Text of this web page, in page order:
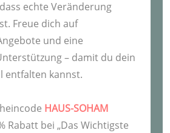
echte Veränderung
Freue dich auf
und eine
– damit du dein
entfalten kannst.
HAUS-SOHAM
Rabatt bei „Das Wichtigste